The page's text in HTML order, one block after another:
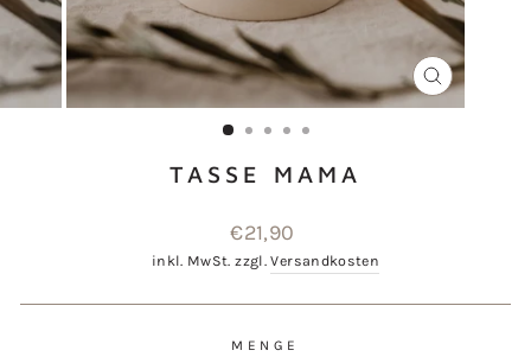
ESC)
TASSE MAMA
Normaler
Preis
€21,90
inkl. MwSt. zzgl.Versandkosten
MENGE